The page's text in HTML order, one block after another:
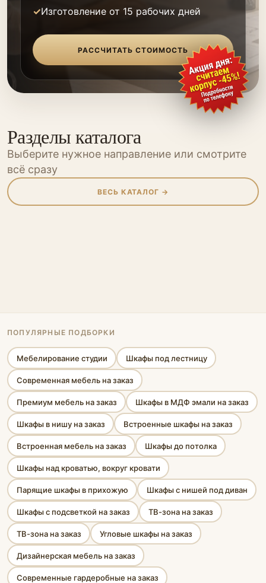
Изготовление от 15 рабочих дней
РАССЧИТАТЬ СТОИМОСТЬ
Разделы каталога
Выберите нужное направление или смотрите
всё сразу
ВЕСЬ КАТАЛОГ →
Шкафы Шкафы-купе
ПОПУЛЯРНЫЕ ПОДБОРКИ
Мебелирование студии Шкафы под лестницу
Современная мебель на заказ
Премиум мебель на заказ Шкафы в МДФ эмали на заказ
Шкафы в нишу на заказ Встроенные шкафы на заказ
Встроенная мебель на заказ Шкафы до потолка
Шкафы над кроватью, вокруг кровати
Парящие шкафы в прихожую Шкафы с нишей под диван
Шкафы с подсветкой на заказ ТВ-зона на заказ
ТВ-зона на заказ Угловые шкафы на заказ
Дизайнерская мебель на заказ
Современные гардеробные на заказ